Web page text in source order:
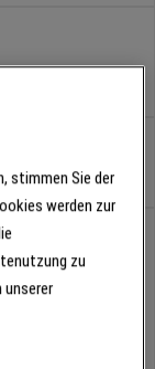
stimmen Sie der
werden zur
zu
unserer